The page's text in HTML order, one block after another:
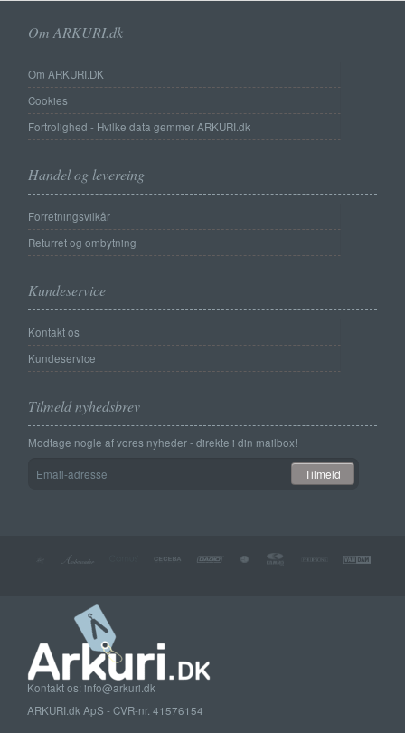
Om ARKURI.dk
Om ARKURI.DK
Cookies
Fortrolighed - Hvilke data gemmer ARKURI.dk
Handel og levereing
Forretningsvilkår
Returret og ombytning
Kundeservice
Kontakt os
Kundeservice
Tilmeld nyhedsbrev
Modtage nogle af vores nyheder - direkte i din mailbox!
adresse
Tilmeld
Kontakt os: info@arkuri.dk
ARKURI.dk ApS - CVR-nr. 41576154